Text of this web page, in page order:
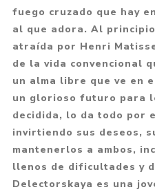
fuego cruzado que hay
al que adora. Al
atraída por Henri
de la vida convencional
un alma libre que ve en
un glorioso futuro para
decidida, lo da todo por
invirtiendo sus deseos,
mantenerlos a ambos,
llenos de dificultades y
Delectorskaya es una